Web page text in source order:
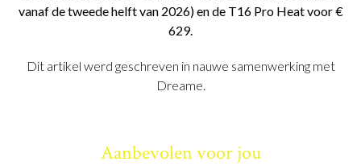
vanaf de tweede helft van 2026) en de T16 Pro Heat voor €
629.
Dit artikel werd geschreven in nauwe samenwerking met
Dreame.
Aanbevolen voor jou